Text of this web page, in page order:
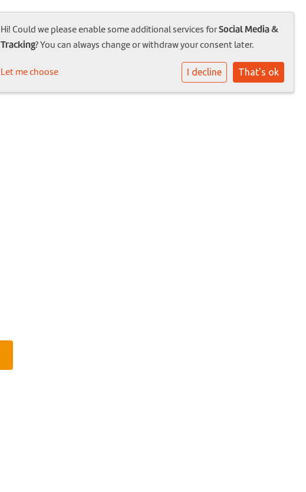
Hi! Could we please enable some additional services forSocial Media &
Tracking? You can always change or withdraw your consent later.
Let me choose I decline That's ok